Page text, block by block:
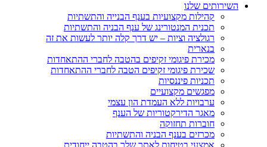
השירותים שלנו
קהילות מקצועיות בענף הבנייה והתשתיות
תכנית המנטורינג של ענף הבניה והתשתיות
רגולציה וציות – יש דרך קלה יותר לעשות את זה
בנארית
מכירת פיגומי זקיפים בהטבה לחברי ההתאחדות
שכירת פיגומי זקיפים הטבה לחברי ההתאחדות
תכניות פיננסיות
מפגשים מקצועיים
ערבויות ללא העמדת הון עצמי
מאגר הדירקטוריות של הענף
חוברות תחזוקה
מכרזים בענף הבניה והתשתיות